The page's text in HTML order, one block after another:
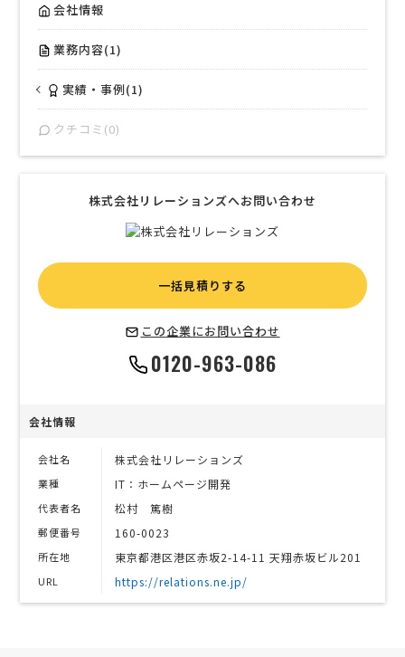
会社情報
業務内容(1)
実績・事例(1)
クチコミ(0)
株式会社リレーションズへお問い合わせ
一括見積りする
この企業にお問い合わせ
0120-963-086
会社情報
会社名 株式会社リレーションズ
業種 IT：ホームページ開発
代表者名 松村 篤樹
郵便番号 160-0023
所在地 東京都港区港区赤坂2-14-11 天翔赤坂ビル201
URL https://relations.ne.jp/